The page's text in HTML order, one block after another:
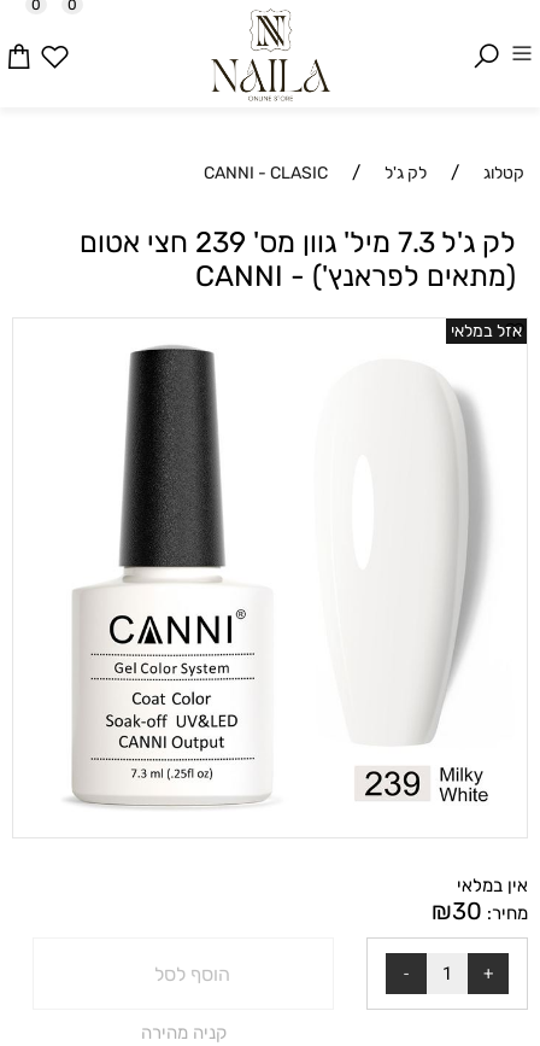
0 0
קטלוג / לק ג'ל /
CANNI - CLASIC
לק ג'ל 7.3 מיל' גוון מס' 239 חצי אטום
(מתאים לפראנץ') - CANNI
אזל במלאי
אין במלאי
מחיר:
₪30
הוסף לסל
קניה מהירה